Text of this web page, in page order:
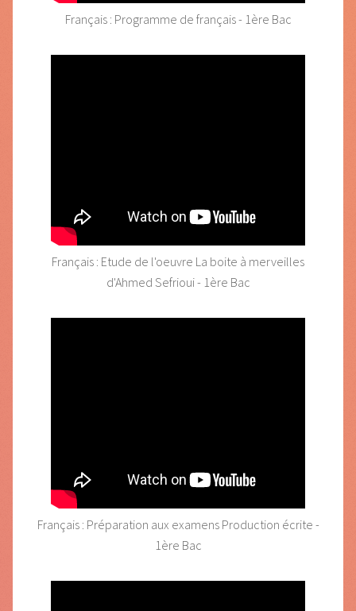
Français : Programme de français - 1ère Bac
Français : Etude de l'oeuvre La boite à merveilles
d'Ahmed Sefrioui - 1ère Bac
Français : Préparation aux examens Production écrite -
1ère Bac